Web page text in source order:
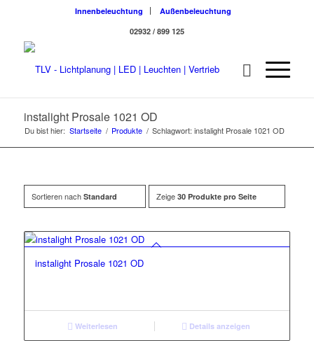
Innenbeleuchtung
Außenbeleuchtung
02932 / 899 125
instalight Prosale 1021 OD
Du bist hier: Startseite / Produkte / Schlagwort: instalight Prosale 1021 OD
Sortieren nach Standard Zeige 30 Produkte pro Seite
instalight Prosale 1021 OD
Weiterlesen Details anzeigen